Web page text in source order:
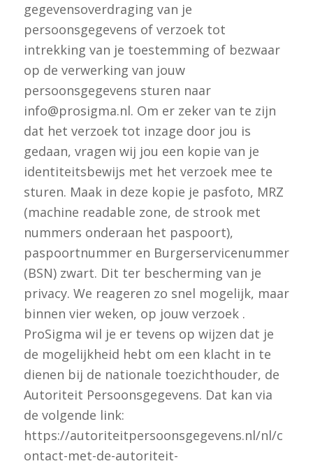
gegevensoverdraging van je
persoonsgegevens of verzoek tot
intrekking van je toestemming of bezwaar
op de verwerking van jouw
persoonsgegevens sturen naar
info@prosigma.nl. Om er zeker van te zijn
dat het verzoek tot inzage door jou is
gedaan, vragen wij jou een kopie van je
identiteitsbewijs met het verzoek mee te
sturen. Maak in deze kopie je pasfoto, MRZ
(machine readable zone, de strook met
nummers onderaan het paspoort),
paspoortnummer en Burgerservicenummer
(BSN) zwart. Dit ter bescherming van je
privacy. We reageren zo snel mogelijk, maar
binnen vier weken, op jouw verzoek .
ProSigma wil je er tevens op wijzen dat je
de mogelijkheid hebt om een klacht in te
dienen bij de nationale toezichthouder, de
Autoriteit Persoonsgegevens. Dat kan via
de volgende link:
https://autoriteitpersoonsgegevens.nl/nl/c
ontact-met-de-autoriteit-